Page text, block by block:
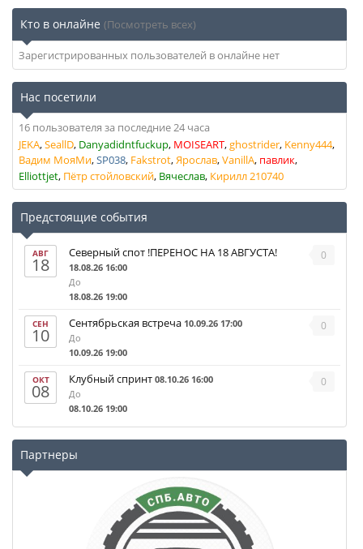
Кто в онлайне (Посмотреть всех)
Зарегистрированных пользователей в онлайне нет
Нас посетили
16 пользователя за последние 24 часа
JEKA SeallD Danyadidntfuckup MOISEART ghostrider Kenny444
Вадим МояМи SP038 Fakstrot Ярослав VanillA павлик
Elliottjet Пётр стойловский Вячеслав Кирилл 210740
Предстоящие события
АВГ
18 0
Северный спот !ПЕРЕНОС НА 18 АВГУСТА!
18.08.26 16:00
До
18.08.26 19:00
СЕН
10 0
Сентябрьская встреча 10.09.26 17:00
До
10.09.26 19:00
ОКТ
08 0
Клубный спринт 08.10.26 16:00
До
08.10.26 19:00
Партнеры